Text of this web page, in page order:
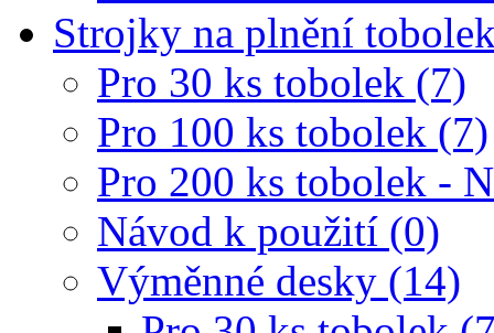
Strojky na plnění
Pro 30 ks tobolek (7)
Pro 100 ks tobolek (7)
Pro 200 ks tobolek -
Návod k použití (0)
Výměnné desky (14)